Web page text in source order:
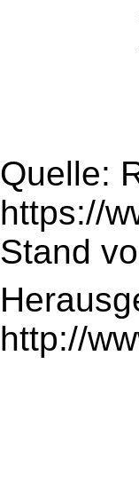
Quelle:
https://
Stand
http://